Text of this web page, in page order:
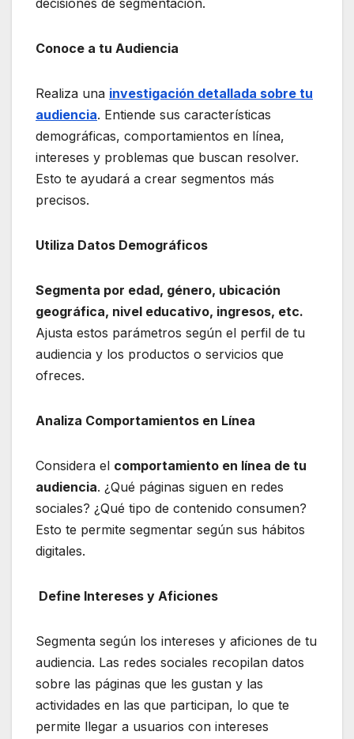
Conoce a tu Audiencia
Realiza una investigación detallada sobre tu
audiencia. Entiende sus características
demográficas, comportamientos en línea,
intereses y problemas que buscan resolver.
Esto te ayudará a crear segmentos más
precisos.
Utiliza Datos Demográficos
Segmenta por edad, género, ubicación
geográfica, nivel educativo, ingresos, etc.
Ajusta estos parámetros según el perfil de tu
audiencia y los productos o servicios que
ofreces.
Analiza Comportamientos en Línea
Considera el comportamiento en línea de tu
audiencia. ¿Qué páginas siguen en redes
sociales? ¿Qué tipo de contenido consumen?
Esto te permite segmentar según sus hábitos
digitales.
Define Intereses y Aficiones
Segmenta según los intereses y aficiones de tu
audiencia. Las redes sociales recopilan datos
sobre las páginas que les gustan y las
actividades en las que participan, lo que te
permite llegar a usuarios con intereses